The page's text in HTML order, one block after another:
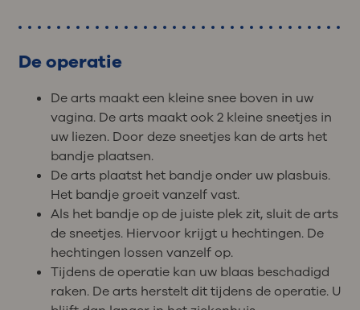
De operatie
De arts maakt een kleine snee boven in uw
vagina. De arts maakt ook 2 kleine sneetjes in
uw liezen. Door deze sneetjes kan de arts het
bandje plaatsen.
De arts plaatst het bandje onder uw plasbuis.
Het bandje groeit vanzelf vast.
Als het bandje op de juiste plek zit, sluit de arts
de sneetjes. Hiervoor krijgt u hechtingen. De
hechtingen lossen vanzelf op.
Tijdens de operatie kan uw blaas beschadigd
raken. De arts herstelt dit tijdens de operatie. U